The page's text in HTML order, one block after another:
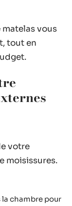
vous
tout en
votre
moisissures.
chambre pour